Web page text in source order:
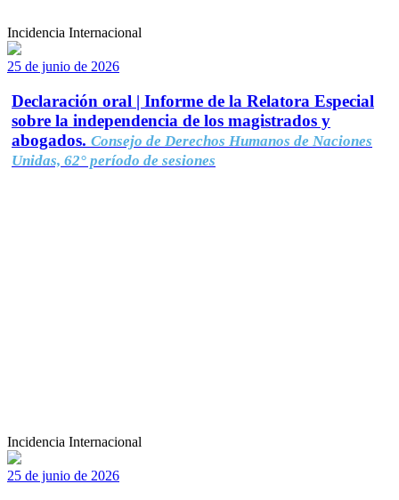
Incidencia Internacional
25 de junio de 2026
Declaración oral | Informe de la Relatora Especial
sobre la independencia de los magistrados y
abogados. Consejo de Derechos Humanos de Naciones
Unidas, 62° período de sesiones
Incidencia Internacional
25 de junio de 2026